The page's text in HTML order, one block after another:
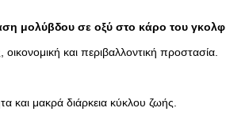
μολύβδου σε οξύ στο κάρο του γκολφ
και περιβαλλοντική προστασία.
και μακρά διάρκεια κύκλου ζωής.